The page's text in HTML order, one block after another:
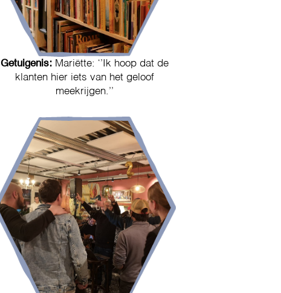
Getuigenis: Mariëtte: ‘’Ik hoop dat de
klanten hier iets van het geloof
meekrijgen.’’